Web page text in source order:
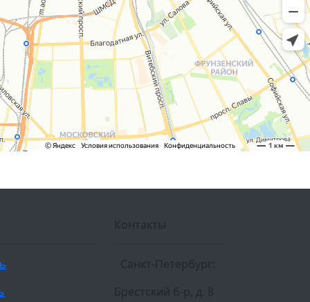
Контакты
Санкт-Петербург:
Брестский б-р, д. 8